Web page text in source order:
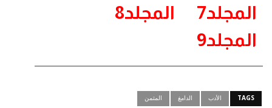
المجلد7
المجلد8
المجلد9
TAGS الأدب الدامغ المثمن